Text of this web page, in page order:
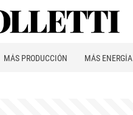
MÁS PRODUCCIÓN MÁS ENERGÍA